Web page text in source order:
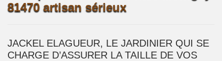
81470 artisan sérieux
JACKEL ELAGUEUR, LE JARDINIER QUI SE
CHARGE D’ASSURER LA TAILLE DE VOS